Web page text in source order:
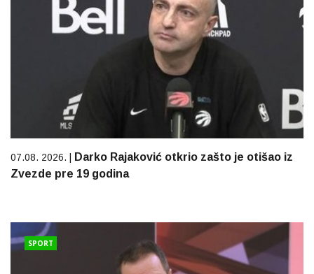
07.08. 2026. |
Darko Rajaković otkrio zašto je otišao iz
Zvezde pre 19 godina
SPORT